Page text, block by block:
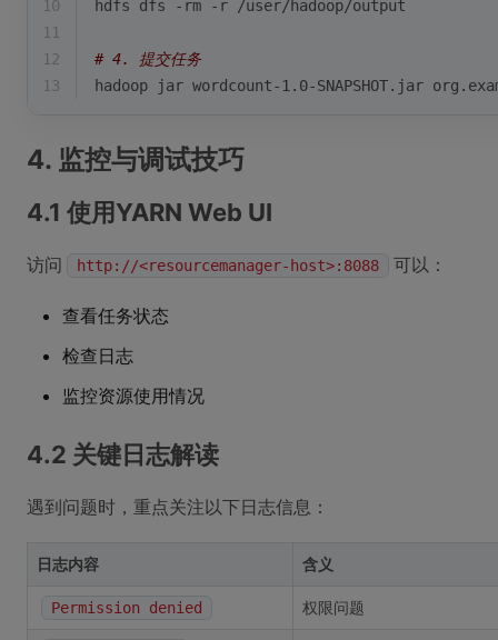
10
hdfs dfs -rm -r /user/hadoop/output
11
12
# 4. 提交任务
13
hadoop jar wordcount-1.0-SNAPSHOT.jar
4. 监控与调试技巧
4.1 使用YARN Web UI
访问 http://<resourcemanager-host>:8088 可以：
查看任务状态
检查日志
监控资源使用情况
4.2 关键日志解读
遇到问题时，重点关注以下日志信息：
日志内容 含义
Permission denied 权限问题